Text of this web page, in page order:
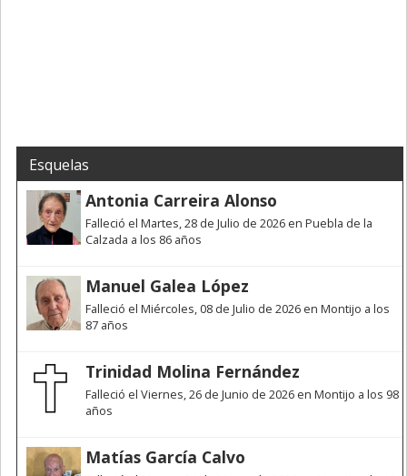
Esquelas
Antonia Carreira Alonso
Falleció el Martes, 28 de Julio de 2026 en Puebla de la
Calzada a los 86 años
Manuel Galea López
Falleció el Miércoles, 08 de Julio de 2026 en Montijo a los
87 años
Trinidad Molina Fernández
Falleció el Viernes, 26 de Junio de 2026 en Montijo a los 98
años
Matías García Calvo